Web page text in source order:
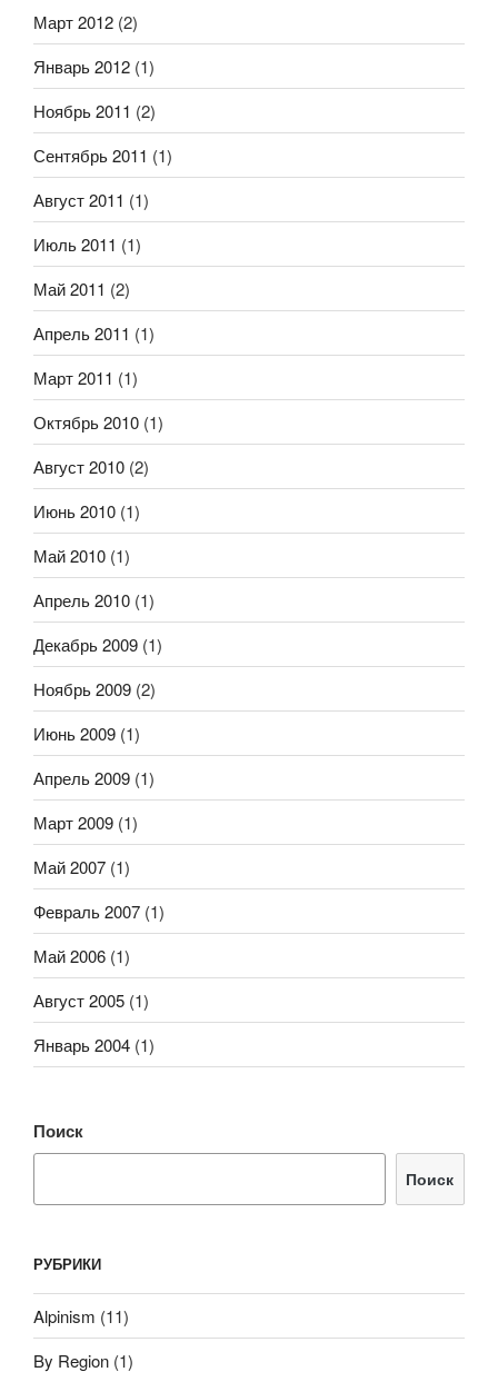
Март 2012 (2)
Январь 2012 (1)
Ноябрь 2011 (2)
Сентябрь 2011 (1)
Август 2011 (1)
Июль 2011 (1)
Май 2011 (2)
Апрель 2011 (1)
Март 2011 (1)
Октябрь 2010 (1)
Август 2010 (2)
Июнь 2010 (1)
Май 2010 (1)
Апрель 2010 (1)
Декабрь 2009 (1)
Ноябрь 2009 (2)
Июнь 2009 (1)
Апрель 2009 (1)
Март 2009 (1)
Май 2007 (1)
Февраль 2007 (1)
Май 2006 (1)
Август 2005 (1)
Январь 2004 (1)
Поиск
Поиск
РУБРИКИ
Alpinism (11)
By Region (1)